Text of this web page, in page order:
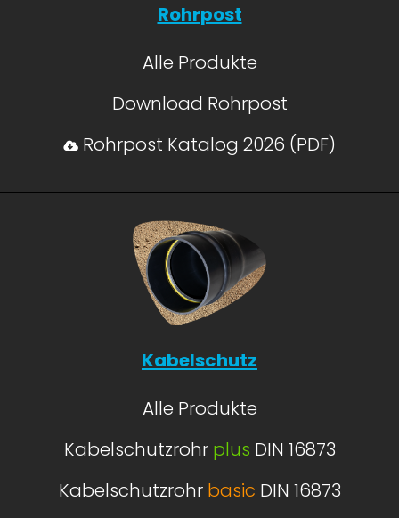
Rohrpost
Alle Produkte
Download Rohrpost
Rohrpost Katalog 2026 (PDF)
Kabelschutz
Alle Produkte
Kabelschutzrohr plus DIN 16873
Kabelschutzrohr basic DIN 16873